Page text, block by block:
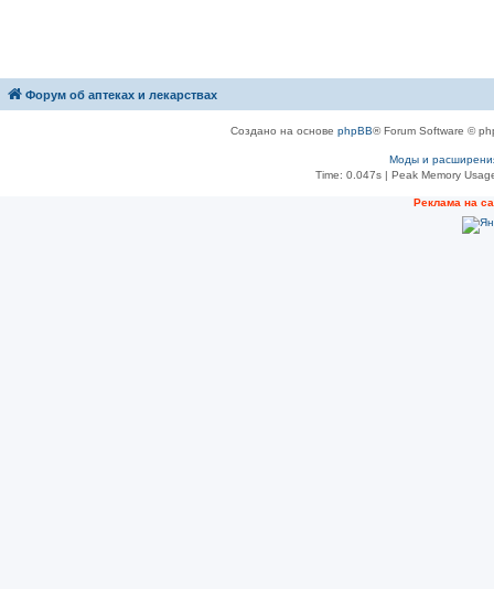
Форум об аптеках и лекарствах
Создано на основе phpBB® Forum Software ©
Моды и
Time: 0.047s| Peak Memory
Рeклама на